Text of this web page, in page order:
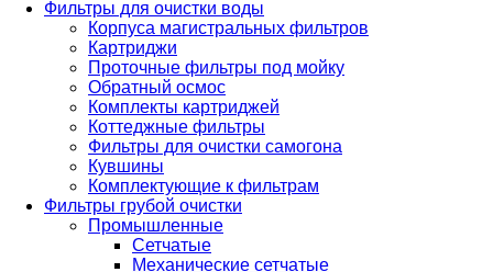
Фильтры для очистки воды
Корпуса магистральных фильтров
Картриджи
Проточные фильтры под мойку
Обратный осмос
Комплекты картриджей
Коттеджные фильтры
Фильтры для очистки самогона
Кувшины
Комплектующие к фильтрам
Фильтры грубой очистки
Промышленные
Сетчатые
Механические сетчатые